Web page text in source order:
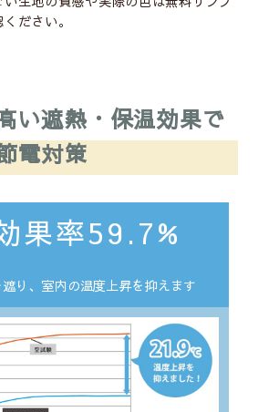
ださい。
い遮熱・保温効果で
電対策
果率59.7%
り、室内の温度上昇を抑えます